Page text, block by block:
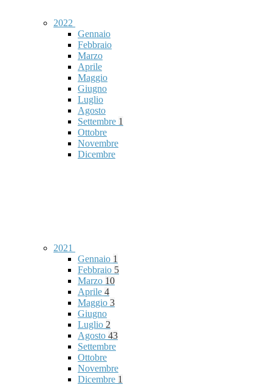
2022
Gennaio
Febbraio
Marzo
Aprile
Maggio
Giugno
Luglio
Agosto
Settembre 1
Ottobre
Novembre
Dicembre
2021
Gennaio 1
Febbraio 5
Marzo 10
Aprile 4
Maggio 3
Giugno
Luglio 2
Agosto 43
Settembre
Ottobre
Novembre
Dicembre 1